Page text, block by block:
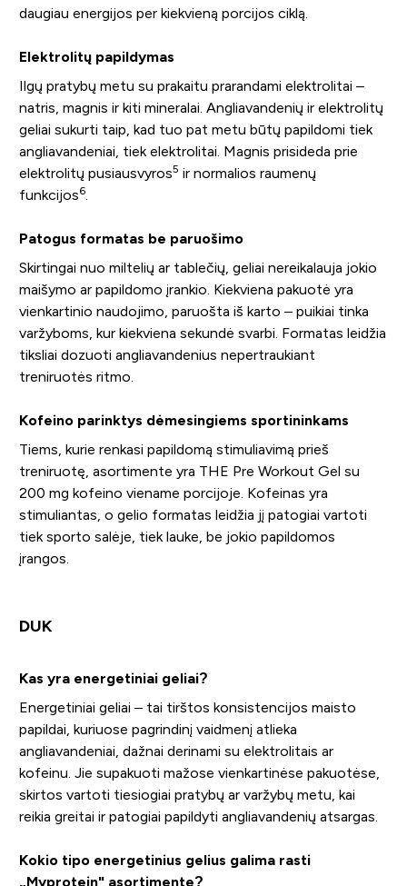
daugiau energijos per kiekvieną porcijos ciklą.
Elektrolitų papildymas
Ilgų pratybų metu su prakaitu prarandami elektrolitai –
natris, magnis ir kiti mineralai. Angliavandenių ir elektrolitų
geliai sukurti taip, kad tuo pat metu būtų papildomi tiek
angliavandeniai, tiek elektrolitai. Magnis prisideda prie
elektrolitų pusiausvyros5 ir normalios raumenų
funkcijos6.
Patogus formatas be paruošimo
Skirtingai nuo miltelių ar tablečių, geliai nereikalauja jokio
maišymo ar papildomo įrankio. Kiekviena pakuotė yra
vienkartinio naudojimo, paruošta iš karto – puikiai tinka
varžyboms, kur kiekviena sekundė svarbi. Formatas leidžia
tiksliai dozuoti angliavandenius nepertraukiant
treniruotės ritmo.
Kofeino parinktys dėmesingiems sportininkams
Tiems, kurie renkasi papildomą stimuliavimą prieš
treniruotę, asortimente yra THE Pre Workout Gel su
200 mg kofeino viename porcijoje. Kofeinas yra
stimuliantas, o gelio formatas leidžia jį patogiai vartoti
tiek sporto salėje, tiek lauke, be jokio papildomos
įrangos.
DUK
Kas yra energetiniai geliai?
Energetiniai geliai – tai tirštos konsistencijos maisto
papildai, kuriuose pagrindinį vaidmenį atlieka
angliavandeniai, dažnai derinami su elektrolitais ar
kofeinu. Jie supakuoti mažose vienkartinėse pakuotėse,
skirtos vartoti tiesiogiai pratybų ar varžybų metu, kai
reikia greitai ir patogiai papildyti angliavandenių atsargas.
Kokio tipo energetinius gelius galima rasti
„Myprotein" asortimente?